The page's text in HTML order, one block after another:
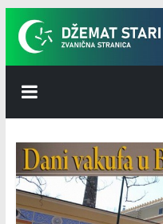
Skip
content
Džemat
Stari
Ilijaš